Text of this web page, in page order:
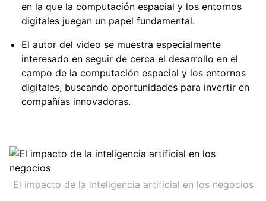
en la que la computación espacial y los entornos
digitales juegan un papel fundamental.
El autor del video se muestra especialmente
interesado en seguir de cerca el desarrollo en el
campo de la computación espacial y los entornos
digitales, buscando oportunidades para invertir en
compañías innovadoras.
El impacto de la inteligencia artificial en los negocios